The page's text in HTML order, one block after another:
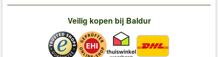
Veilig kopen bij Baldur